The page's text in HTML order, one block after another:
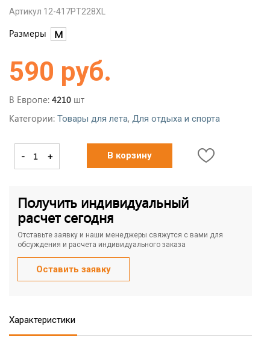
Артикул 12-417PT228XL
Размеры M
590 руб.
В Европе: 4210 шт
Категории: Товары для лета, Для отдыха и спорта
- + В корзину
Получить индивидуальный
расчет сегодня
Отставьте заявку и наши менеджеры свяжутся с вами для
обсуждения и расчета индивидуального заказа
Оставить заявку
Характеристики